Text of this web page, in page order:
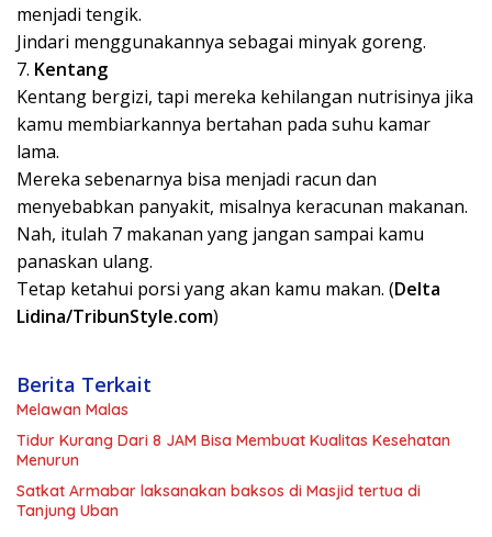
menjadi tengik.
Jindari menggunakannya sebagai minyak goreng.
7. Kentang
Kentang bergizi, tapi mereka kehilangan nutrisinya jika
kamu membiarkannya bertahan pada suhu kamar
lama.
Mereka sebenarnya bisa menjadi racun dan
menyebabkan panyakit, misalnya keracunan makanan.
Nah, itulah 7 makanan yang jangan sampai kamu
panaskan ulang.
Tetap ketahui porsi yang akan kamu makan. (Delta
Lidina/TribunStyle.com)
Berita Terkait
Melawan Malas
Tidur Kurang Dari 8 JAM Bisa Membuat Kualitas Kesehatan
Menurun
Satkat Armabar laksanakan baksos di Masjid tertua di
Tanjung Uban